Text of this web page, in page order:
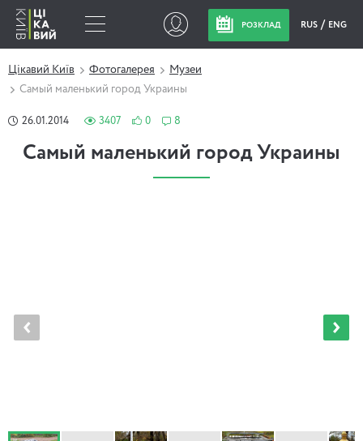
РОЗКЛАД RUS ENG
Цікавий Київ Фотогалерея
Музеи
Самый маленький город Украины
26.01.2014 3407 0 8
Самый маленький город Украины